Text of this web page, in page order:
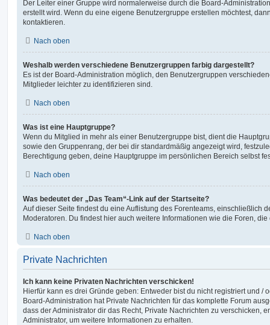
Der Leiter einer Gruppe wird normalerweise durch die Board-
erstellt wird. Wenn du eine eigene Benutzergruppe erstellen möchtest,
kontaktieren.
Nach oben
Weshalb werden verschiedene Benutzergruppen farbig dargestellt?
Es ist der Board-Administration möglich, den Benutzergruppen
Mitglieder leichter zu identifizieren sind.
Nach oben
Was ist eine Hauptgruppe?
Wenn du Mitglied in mehr als einer Benutzergruppe bist, dient die
sowie den Gruppenrang, der bei dir standardmäßig angezeigt wird,
Berechtigung geben, deine Hauptgruppe im persönlichen Bereich selbst
Nach oben
Was bedeutet der „Das Team“-Link auf der Startseite?
Auf dieser Seite findest du eine Auflistung des Forenteams, einschließlich
Moderatoren. Du findest hier auch weitere Informationen wie die Foren,
Nach oben
Private Nachrichten
Ich kann keine Privaten Nachrichten verschicken!
Hierfür kann es drei Gründe geben: Entweder bist du nicht registriert und /
Board-Administration hat Private Nachrichten für das komplette Forum
dass der Administrator dir das Recht, Private Nachrichten zu verschicken,
Administrator, um weitere Informationen zu erhalten.